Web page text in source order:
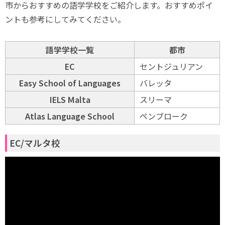
市からおすすめの語学学校をご紹介します。おすすめポイ
ントも参考にしてみてください。
語学学校一覧
都市
EC
セントジュリアン
Easy School of Languages
バレッタ
IELS Malta
スリーマ
Atlas Language School
ペンブローク
EC/マルタ校